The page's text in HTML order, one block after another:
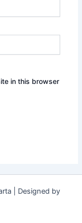
in this browser
| Designed by